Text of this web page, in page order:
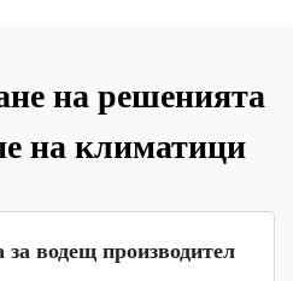
на решенията
на климатици
водещ производител